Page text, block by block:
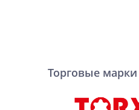
Торговые марки